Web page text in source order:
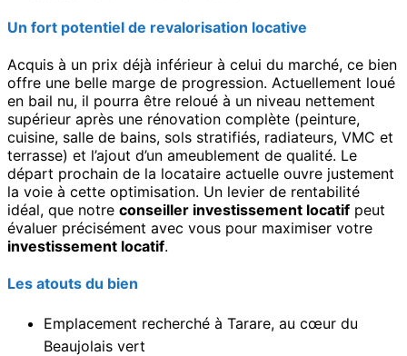
Un fort potentiel de revalorisation locative
Acquis à un prix déjà inférieur à celui du marché, ce bien
offre une belle marge de progression. Actuellement loué
en bail nu, il pourra être reloué à un niveau nettement
supérieur après une rénovation complète (peinture,
cuisine, salle de bains, sols stratifiés, radiateurs, VMC et
terrasse) et l’ajout d’un ameublement de qualité. Le
départ prochain de la locataire actuelle ouvre justement
la voie à cette optimisation. Un levier de rentabilité
idéal, que notre conseiller investissement locatif peut
évaluer précisément avec vous pour maximiser votre
investissement locatif.
Les atouts du bien
Emplacement recherché à Tarare, au cœur du
Beaujolais vert